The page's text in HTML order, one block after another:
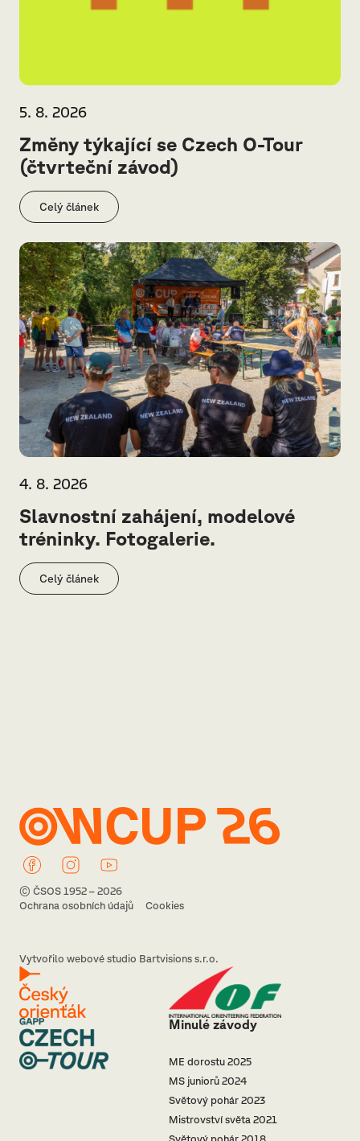
5. 8. 2026
Změny týkající se Czech O-Tour
(čtvrteční závod)
Celý článek
4. 8. 2026
Slavnostní zahájení, modelové
tréninky. Fotogalerie.
Celý článek
© ČSOS 1952 – 2026
Ochrana osobních údajů
Cookies
Vytvořilo webové studio Bartvisions s.r.o.
Minulé závody
ME dorostu 2025
MS juniorů 2024
Světový pohár 2023
Mistrovství světa 2021